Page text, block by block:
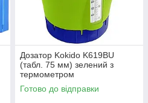
Дозатор Kokido K619BU
(табл. 75 мм) зелений з
термометром
Готово до відправки